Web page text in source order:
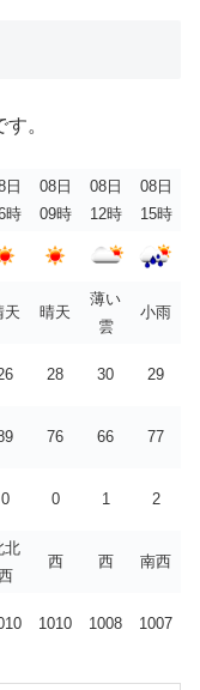
。
日
時
08日
09時
08日
12時
08日
15時
天 晴天
薄い
雲
小雨
28 30 29
76 66 77
0 0 1 2
北
西 西 南西
1010 1008 1007